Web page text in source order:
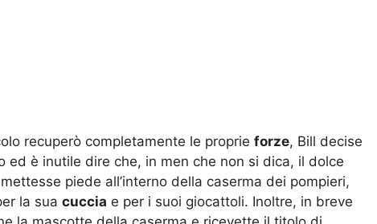
recuperò completamente le proprie forze, Bill decise
ed è inutile dire che, in men che non si dica, il dolce
piede all’interno della caserma dei pompieri,
la sua cuccia e per i suoi giocattoli. Inoltre, in breve